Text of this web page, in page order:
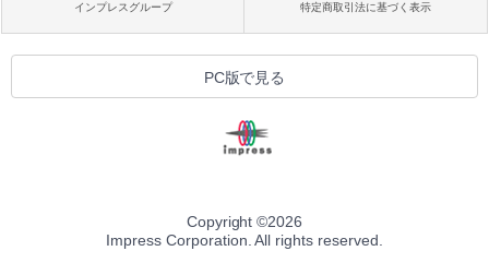
インプレスグループ 特定商取引法に基づく表示
PC版で見る
Copyright ©2026
Impress Corporation. All rights reserved.